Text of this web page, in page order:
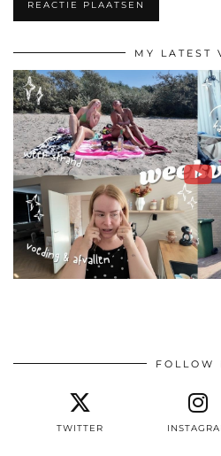
MY LATEST
FOLLOW
TWITTER